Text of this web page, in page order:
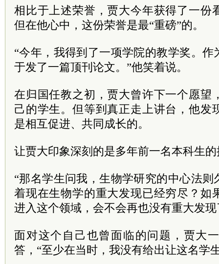
相比于上述荣誉，贾大今年获得了一份
但在他心中，这份荣誉是最“重磅”的。
“今年，我得到了一项学院的教学奖。
于发了一篇顶刊论文。”他笑着说。
在归国任教之初，贾大曾许下一个愿望
己的学生。但等到真正走上讲台，他发
是相互促进、共同成长的。
让贾大印象深刻的是多年前一名本科生
“那名学生问我，生物学研究的中心法
着现在生物学的重大发现已经穷尽？如
进入这个领域，会不会再也没有重大发现
面对这个自己也曾面临的问题，贾大
答，“至少在当时，我没有给出让这名学